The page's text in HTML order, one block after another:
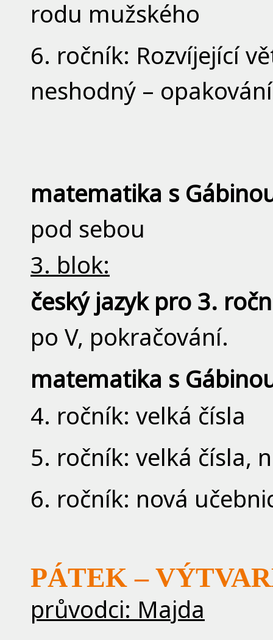
rodu mužského
6. ročník: Rozvíjející
neshodný – opakování
matematika s
pod sebou
3. blok:
český jazyk pro 3.
po V, pokračování.
matematika s
4. ročník: velká čísla
5. ročník: velká čísla,
6. ročník: nová
PÁTEK –
průvodci: Majda